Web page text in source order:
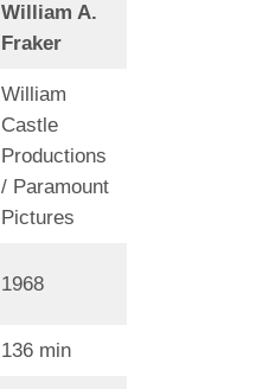
William A.
Fraker
William
Castle
Productions
/ Paramount
Pictures
1968
136 min